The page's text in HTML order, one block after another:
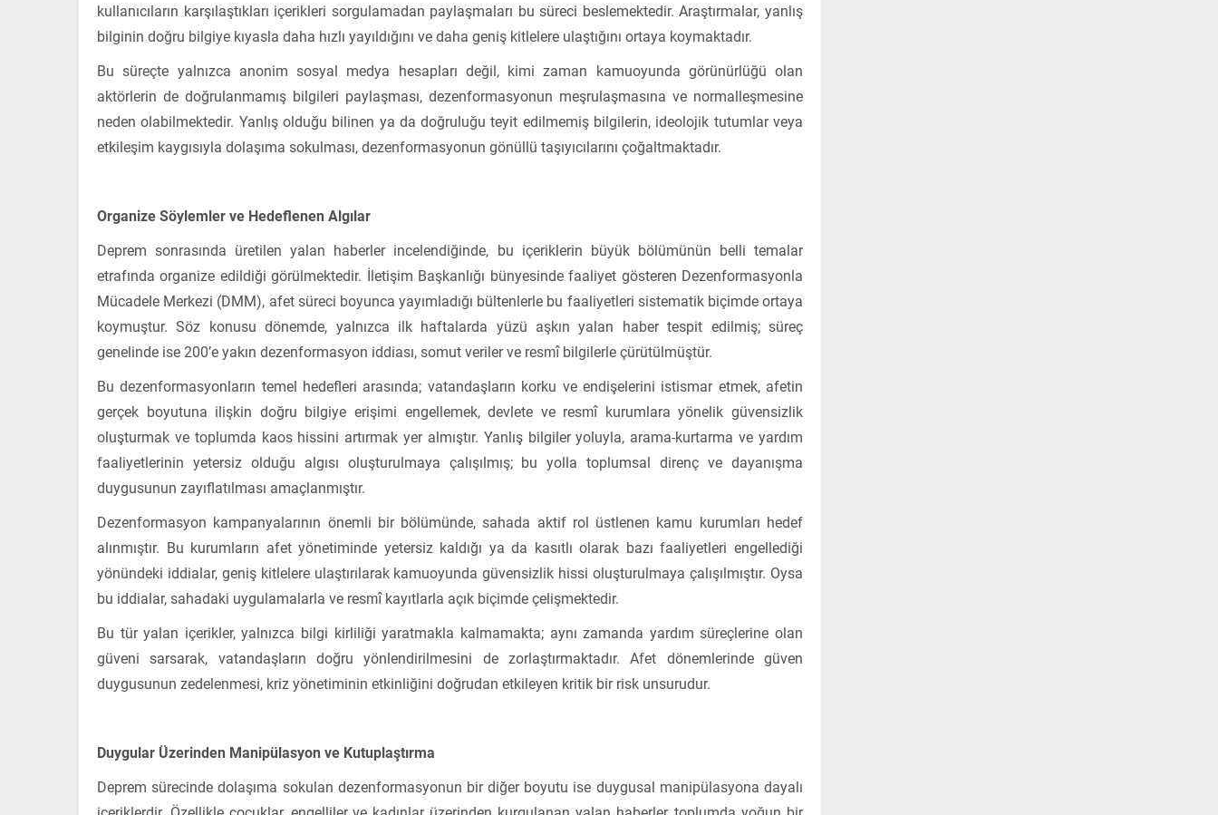
kullanıcıların karşılaştıkları içerikleri sorgulamadan paylaşmaları bu süreci beslemektedir. Araştırmalar, yanlış
bilginin doğru bilgiye kıyasla daha hızlı yayıldığını ve daha geniş kitlelere ulaştığını ortaya koymaktadır.
Bu süreçte yalnızca anonim sosyal medya hesapları değil, kimi zaman kamuoyunda görünürlüğü olan
aktörlerin de doğrulanmamış bilgileri paylaşması, dezenformasyonun meşrulaşmasına ve normalleşmesine
neden olabilmektedir. Yanlış olduğu bilinen ya da doğruluğu teyit edilmemiş bilgilerin, ideolojik tutumlar veya
etkileşim kaygısıyla dolaşıma sokulması, dezenformasyonun gönüllü taşıyıcılarını çoğaltmaktadır.
Organize Söylemler ve Hedeflenen Algılar
Deprem sonrasında üretilen yalan haberler incelendiğinde, bu içeriklerin büyük bölümünün belli temalar
etrafında organize edildiği görülmektedir. İletişim Başkanlığı bünyesinde faaliyet gösteren Dezenformasyonla
Mücadele Merkezi (DMM), afet süreci boyunca yayımladığı bültenlerle bu faaliyetleri sistematik biçimde ortaya
koymuştur. Söz konusu dönemde, yalnızca ilk haftalarda yüzü aşkın yalan haber tespit edilmiş; süreç
genelinde ise 200’e yakın dezenformasyon iddiası, somut veriler ve resmî bilgilerle çürütülmüştür.
Bu dezenformasyonların temel hedefleri arasında; vatandaşların korku ve endişelerini istismar etmek, afetin
gerçek boyutuna ilişkin doğru bilgiye erişimi engellemek, devlete ve resmî kurumlara yönelik güvensizlik
oluşturmak ve toplumda kaos hissini artırmak yer almıştır. Yanlış bilgiler yoluyla, arama-kurtarma ve yardım
faaliyetlerinin yetersiz olduğu algısı oluşturulmaya çalışılmış; bu yolla toplumsal direnç ve dayanışma
duygusunun zayıflatılması amaçlanmıştır.
Dezenformasyon kampanyalarının önemli bir bölümünde, sahada aktif rol üstlenen kamu kurumları hedef
alınmıştır. Bu kurumların afet yönetiminde yetersiz kaldığı ya da kasıtlı olarak bazı faaliyetleri engellediği
yönündeki iddialar, geniş kitlelere ulaştırılarak kamuoyunda güvensizlik hissi oluşturulmaya çalışılmıştır. Oysa
bu iddialar, sahadaki uygulamalarla ve resmî kayıtlarla açık biçimde çelişmektedir.
Bu tür yalan içerikler, yalnızca bilgi kirliliği yaratmakla kalmamakta; aynı zamanda yardım süreçlerine olan
güveni sarsarak, vatandaşların doğru yönlendirilmesini de zorlaştırmaktadır. Afet dönemlerinde güven
duygusunun zedelenmesi, kriz yönetiminin etkinliğini doğrudan etkileyen kritik bir risk unsurudur.
Duygular Üzerinden Manipülasyon ve Kutuplaştırma
Deprem sürecinde dolaşıma sokulan dezenformasyonun bir diğer boyutu ise duygusal manipülasyona dayalı